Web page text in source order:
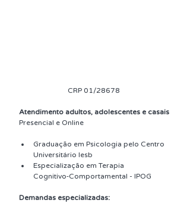
CRP 01/28678
Atendimento adultos, adolescentes e casais
Presencial e Online
Graduação em Psicologia pelo Centro
Universitário Iesb
Especialização em Terapia
Cognitivo‑Comportamental - IPOG
Demandas especializadas: